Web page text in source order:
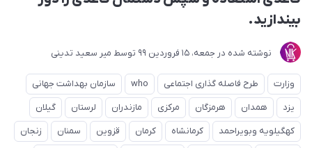
بیندازید.
نوشته شده در جمعه، 15 فروردین 99 توسط میر سعید تدینی
وزارت طرح فاصله گذاری اجتماعی who
سازمان بهداشت جهانی
یزد
همدان هرمزگان مرکزی مازندران لرستان
گیلان
کهگیلویه وبویراحمد
کرمانشاه کرمان قزوین سمنان
زنجان